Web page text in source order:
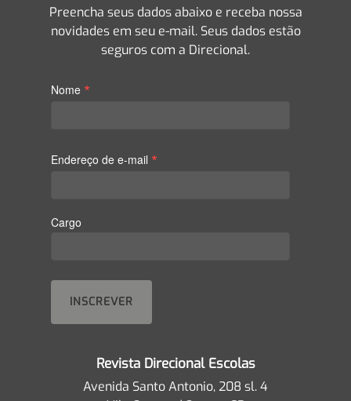
Preencha seus dados abaixo e receba nossa
novidades em seu e-mail. Seus dados estão
seguros com a Direcional.
Nome *
Endereço de e-mail *
Cargo
Revista Direcional Escolas
Avenida Santo Antonio, 208 sl. 4